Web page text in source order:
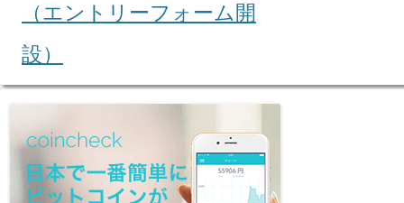
（エントリーフォーム開
設）